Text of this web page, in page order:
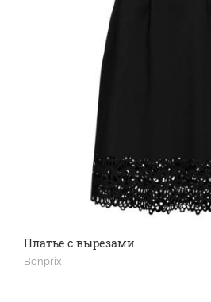
Платье с вырезами
Bonprix